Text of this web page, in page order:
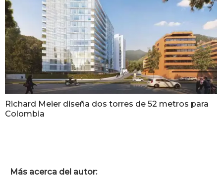
Richard Meier diseña dos torres de 52 metros para
Colombia
Más acerca del autor: